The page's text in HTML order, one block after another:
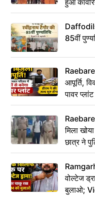
हुआ
85वीं
आपूर्ति,
पावर प्लांट
मिला
छात्र ने
वोल्टेज
बुलाओ;